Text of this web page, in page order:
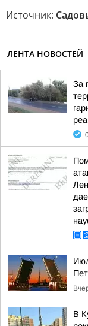
Источник:
ЛЕНТА НОВОСТЕЙ
За
В